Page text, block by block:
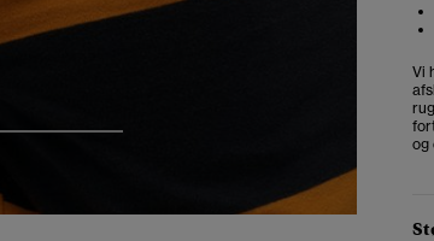
Vi
og